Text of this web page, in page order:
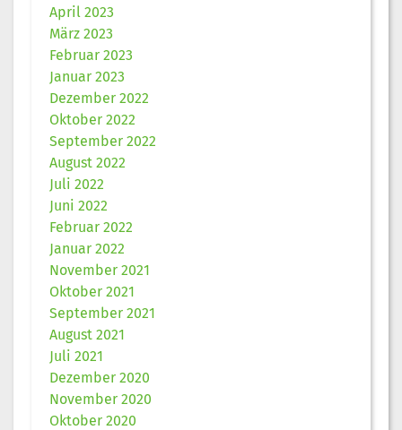
April 2023
März 2023
Februar 2023
Januar 2023
Dezember 2022
Oktober 2022
September 2022
August 2022
Juli 2022
Juni 2022
Februar 2022
Januar 2022
November 2021
Oktober 2021
September 2021
August 2021
Juli 2021
Dezember 2020
November 2020
Oktober 2020